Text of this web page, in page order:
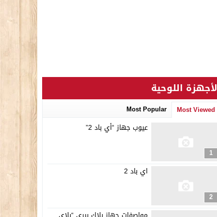
اللوحية
Most Viewed
Most Popular
1
عيوب جهاز “أي باد 2”
2
اي باد 2